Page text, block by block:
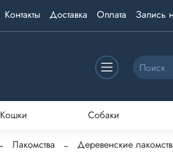
Контакты Доставка Оплата Запись
Кошки Собаки
Лакомства Деревенские